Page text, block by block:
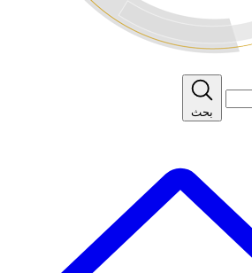
بحث